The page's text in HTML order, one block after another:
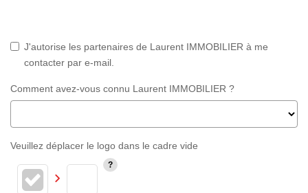
J'autorise les partenaires de Laurent IMMOBILIER à me
contacter par e-mail.
Comment avez-vous connu Laurent IMMOBILIER ?
Veuillez déplacer le logo dans le cadre vide